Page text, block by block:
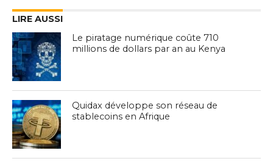
LIRE AUSSI
Le piratage numérique coûte 710
millions de dollars par an au Kenya
Quidax développe son réseau de
stablecoins en Afrique